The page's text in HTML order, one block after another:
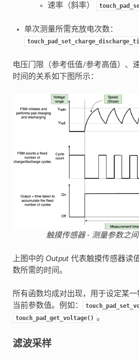
速率（斜率）
单次测量所需充放电次数：
电压门限（参考低值/参考高值）、
时间的关系如下图所示：
触摸传感器 - 测量参数之
上图中的 Output代表触摸传感器读
数所需的时间。
所有函数均成对出现，用于设定某
当前参数值。例如：
touch_pad_get_voltage() 。
滤波采样